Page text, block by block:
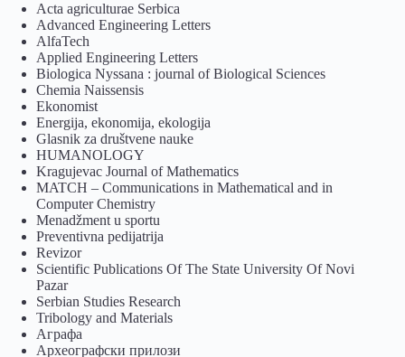
Acta agriculturae Serbica
Advanced Engineering Letters
AlfaTech
Applied Engineering Letters
Biologica Nyssana : journal of Biological Sciences
Chemia Naissensis
Ekonomist
Energija, ekonomija, ekologija
Glasnik za društvene nauke
HUMANOLOGY
Kragujevac Journal of Mathematics
MATCH – Communications in Mathematical and in
Computer Chemistry
Menadžment u sportu
Preventivna pedijatrija
Revizor
Scientific Publications Of The State University Of Novi
Pazar
Serbian Studies Research
Tribology and Materials
Аграфа
Археографски прилози